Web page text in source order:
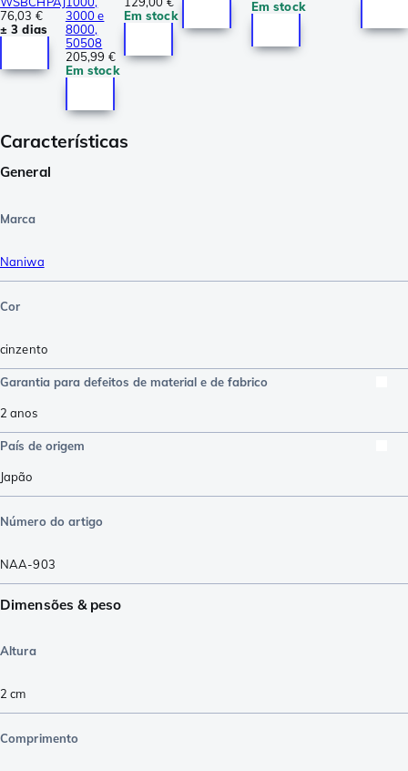
76,03 €
± 3 dias
3000 e
8000,
50508
205,99 €
Em stock
Em stock
Em stock
Características
General
Marca
Naniwa
Cor
cinzento
Garantia para defeitos de material e de fabrico
2 anos
País de origem
Japão
Número do artigo
NAA-903
Dimensões & peso
Altura
2 cm
Comprimento